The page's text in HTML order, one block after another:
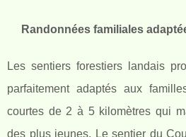
Randonnées familiales
Les sentiers forestiers landais
parfaitement adaptés aux
courtes de 2 à 5 kilomètres qui
des plus jeunes. Le sentier du